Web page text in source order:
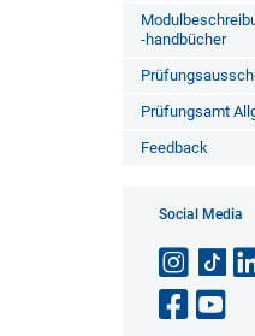
-handbücher
Prüfungsamt
Feedback
Social Media